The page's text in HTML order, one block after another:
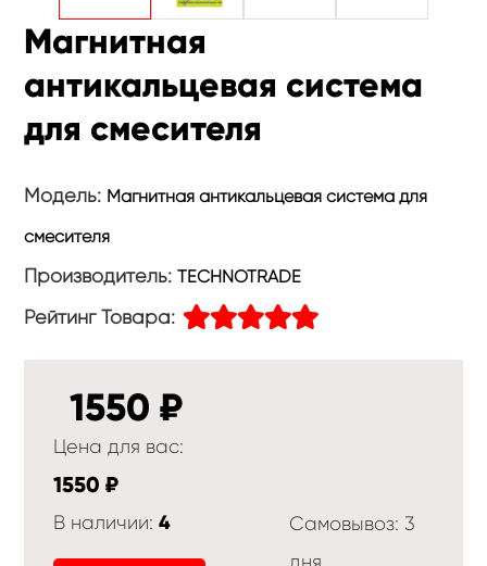
Магнитная
антикальцевая система
для смесителя
Модель: Магнитная антикальцевая система для
смесителя
Производитель:TECHNOTRADE
Рейтинг Товара:
1550₽
Цена для вас:
1550₽
В наличии:4 Самовывоз: 3